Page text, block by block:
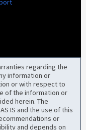
regarding the
information or
or with respect to
of the information or
herein. The
IS and the use of this
or
and depends on